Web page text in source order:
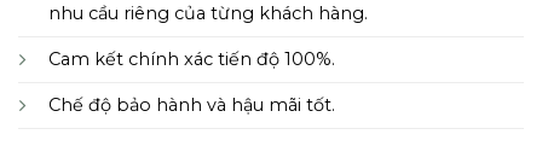
nhu cầu riêng của từng khách hàng.
Cam kết chính xác tiến độ 100%.
Chế độ bảo hành và hậu mãi tốt.